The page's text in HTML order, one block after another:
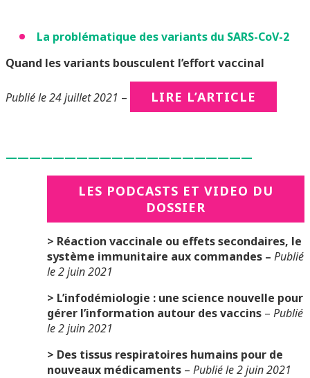
La problématique des variants du SARS-CoV-2
Quand les variants bousculent l’effort vaccinal
Publié le 24 juillet 2021 – LIRE L’ARTICLE
—————————————————————
LES PODCASTS ET VIDEO DU
DOSSIER
> Réaction vaccinale ou effets secondaires, le
système immunitaire aux commandes – Publié
le 2 juin 2021
> L’infodémiologie : une science nouvelle pour
gérer l’information autour des vaccins – Publié
le 2 juin 2021
> Des tissus respiratoires humains pour de
nouveaux médicaments – Publié le 2 juin 2021